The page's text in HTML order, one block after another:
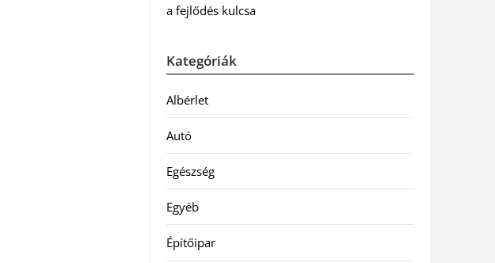
a fejlődés kulcsa
Kategóriák
Albérlet
Autó
Egészség
Egyéb
Építőipar